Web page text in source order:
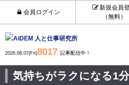
会員ログイン
新規会員
（無料）
2026.08.07(Fri)8017 記事配信中！
気持ちがラクになる1